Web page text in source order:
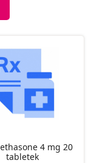
4 mg 20
tabletek